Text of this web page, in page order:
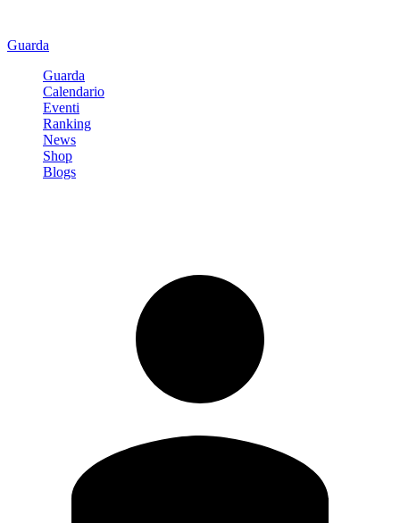
Guarda
Guarda
Calendario
Eventi
Ranking
News
Shop
Blogs